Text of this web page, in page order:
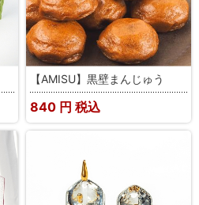
【AMISU】黒壁まんじゅう
840 円 税込